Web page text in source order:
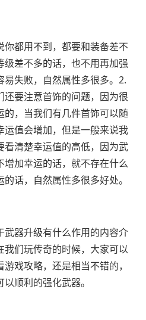
都用不到，都要和装备差不
差不多的话，也不用再加强
失败，自然属性多很多。2.
要注意首饰的问题，因为很
的，当我们有几件首饰可以随
运值会增加，但是一般来说我
清楚幸运值的高低，因为武
加幸运的话，就不存在什么
话，自然属性多很多好处。
器升级有什么作用的内容介
们玩传奇的时候，大家可以
戏攻略，还是相当不错的，
顺利的强化武器。